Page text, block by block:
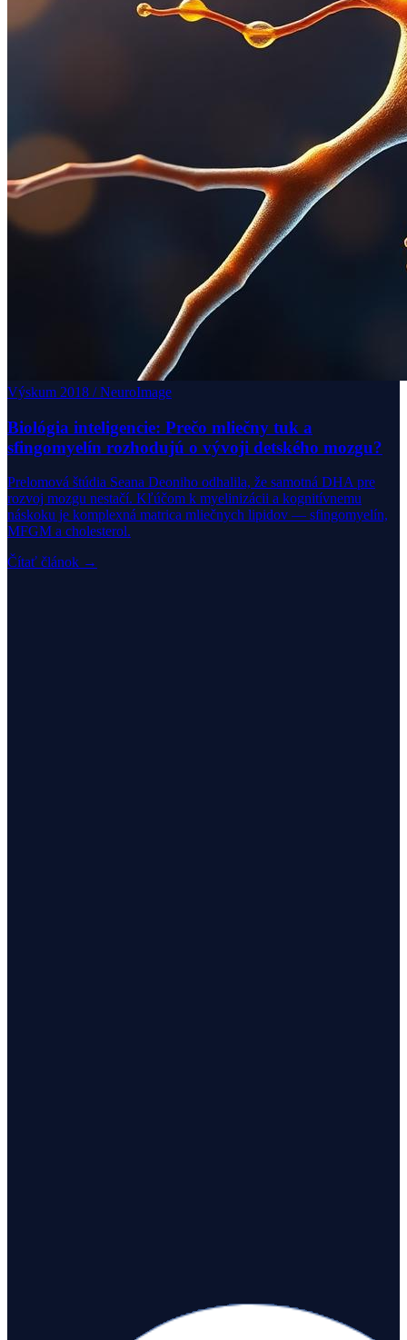
Výskum 2018 / NeuroImage
Biológia inteligencie: Prečo mliečny tuk a
sfingomyelín rozhodujú o vývoji detského mozgu?
Prelomová štúdia Seana Deoniho odhalila, že samotná DHA pre
rozvoj mozgu nestačí. Kľúčom k myelinizácii a kognitívnemu
náskoku je komplexná matrica mliečnych lipidov — sfingomyelín,
MFGM a cholesterol.
Čítať článok →